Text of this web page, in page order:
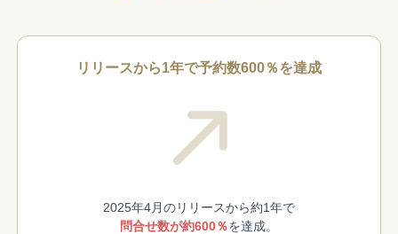
リリースから1年で予約数600％を達成
2025年4月のリリースから約1年で
問合せ数が約600％を達成。